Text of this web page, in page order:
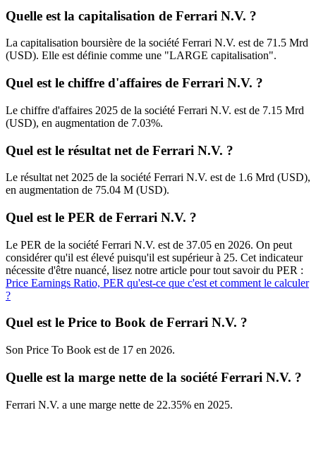
Quelle est la capitalisation de Ferrari N.V. ?
La capitalisation boursière de la société Ferrari N.V. est de 71.5 Mrd
(USD). Elle est définie comme une "LARGE capitalisation".
Quel est le chiffre d'affaires de Ferrari N.V. ?
Le chiffre d'affaires 2025 de la société Ferrari N.V. est de 7.15 Mrd
(USD), en augmentation de 7.03%.
Quel est le résultat net de Ferrari N.V. ?
Le résultat net 2025 de la société Ferrari N.V. est de 1.6 Mrd (USD),
en augmentation de 75.04 M (USD).
Quel est le PER de Ferrari N.V. ?
Le PER de la société Ferrari N.V. est de 37.05 en 2026. On peut
considérer qu'il est élevé puisqu'il est supérieur à 25. Cet indicateur
nécessite d'être nuancé, lisez notre article pour tout savoir du PER :
Price Earnings Ratio, PER qu'est-ce que c'est et comment le calculer
?
Quel est le Price to Book de Ferrari N.V. ?
Son Price To Book est de 17 en 2026.
Quelle est la marge nette de la société Ferrari N.V. ?
Ferrari N.V. a une marge nette de 22.35% en 2025.